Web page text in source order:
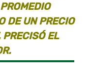
DE UN PRECIO
EL